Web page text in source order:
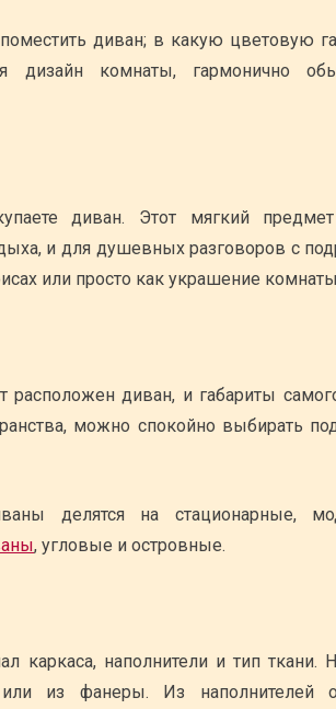
диван; в какую цветовую
дизайн комнаты, гармонично
диван. Этот мягкий
и для душевных разговоров с
или просто как украшение
диван, и габариты
можно спокойно выбирать
делятся на стационарные,
, угловые и островные.
каркаса, наполнители и тип ткани.
из фанеры. Из наполнителей